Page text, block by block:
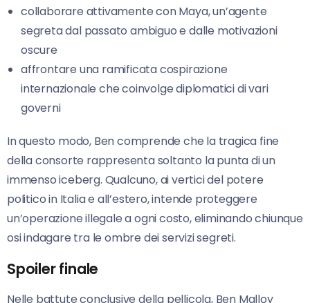
collaborare attivamente con Maya, un’agente
segreta dal passato ambiguo e dalle motivazioni
oscure
affrontare una ramificata cospirazione
internazionale che coinvolge diplomatici di vari
governi
In questo modo, Ben comprende che la tragica fine
della consorte rappresenta soltanto la punta di un
immenso iceberg. Qualcuno, ai vertici del potere
politico in Italia e all’estero, intende proteggere
un’operazione illegale a ogni costo, eliminando chiunque
osi indagare tra le ombre dei servizi segreti.
Spoiler finale
Nelle battute conclusive della pellicola, Ben Malloy